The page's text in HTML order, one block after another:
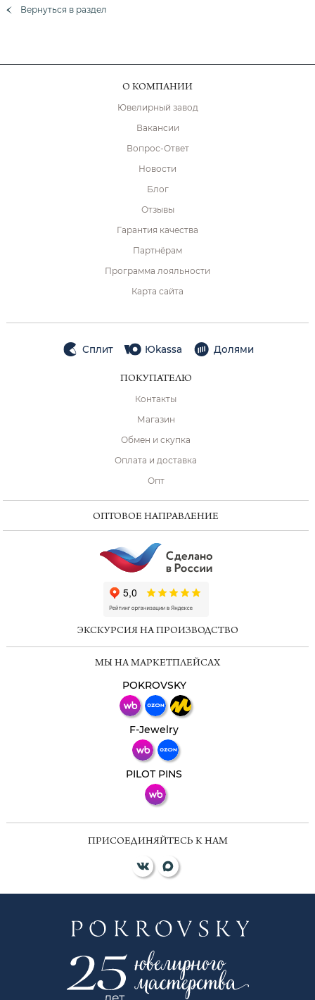
Вернуться в раздел
О КОМПАНИИ
Ювелирный завод
Вакансии
Вопрос-Ответ
Новости
Блог
Отзывы
Гарантия качества
Партнёрам
Программа лояльности
Карта сайта
Сплит Юkassa Долями
ПОКУПАТЕЛЮ
Контакты
Магазин
Обмен и скупка
Оплата и доставка
Опт
ОПТОВОЕ НАПРАВЛЕНИЕ
ЭКСКУРСИЯ НА ПРОИЗВОДСТВО
МЫ НА МАРКЕТПЛЕЙСАХ
POKROVSKY
F-Jewelry
PILOT PINS
ПРИСОЕДИНЯЙТЕСЬ К НАМ